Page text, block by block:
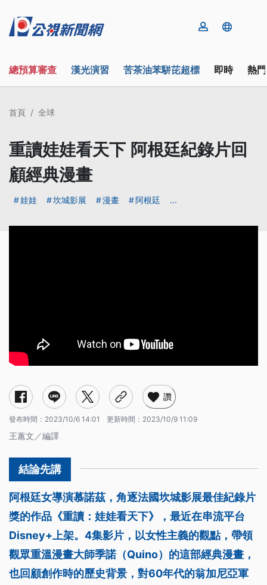
總預算審查 漢光演習 苦茶油苯駢芘超標 即時 熱
首頁 全球
重讀娃娃看天下 阿根廷紀錄片回
顧經典漫畫
娃娃 坎城影展 漫畫 阿根廷 ...
讚
發布時間： 2023/10/6 14:01 更新時間： 2023/10/9 11:09
王蕙文／編譯
阿根廷女導演慕諾茲，角逐法國坎城影展最佳紀錄片
獎的作品《重讀：娃娃看天下》，最近在串流平台
Disney+上架。4集影片，以女性主義的觀點，帶領
觀眾重溫漫畫大師季諾（Quino）的這部經典漫畫，
也回顧創作時的歷史背景，對60年代的翁加尼亞軍